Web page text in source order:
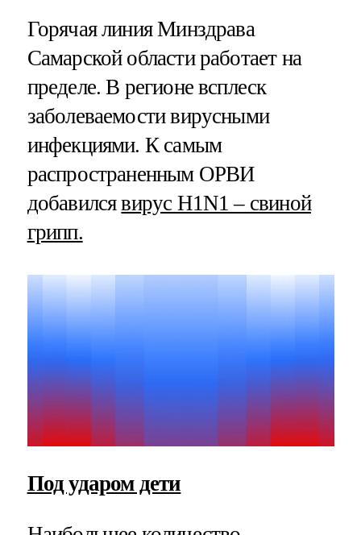
Горячая линия Минздрава
Самарской области работает на
пределе. В регионе всплеск
заболеваемости вирусными
инфекциями. К самым
распространенным ОРВИ
добавилсявирус H1N1 – свиной
грипп.
Под ударом дети